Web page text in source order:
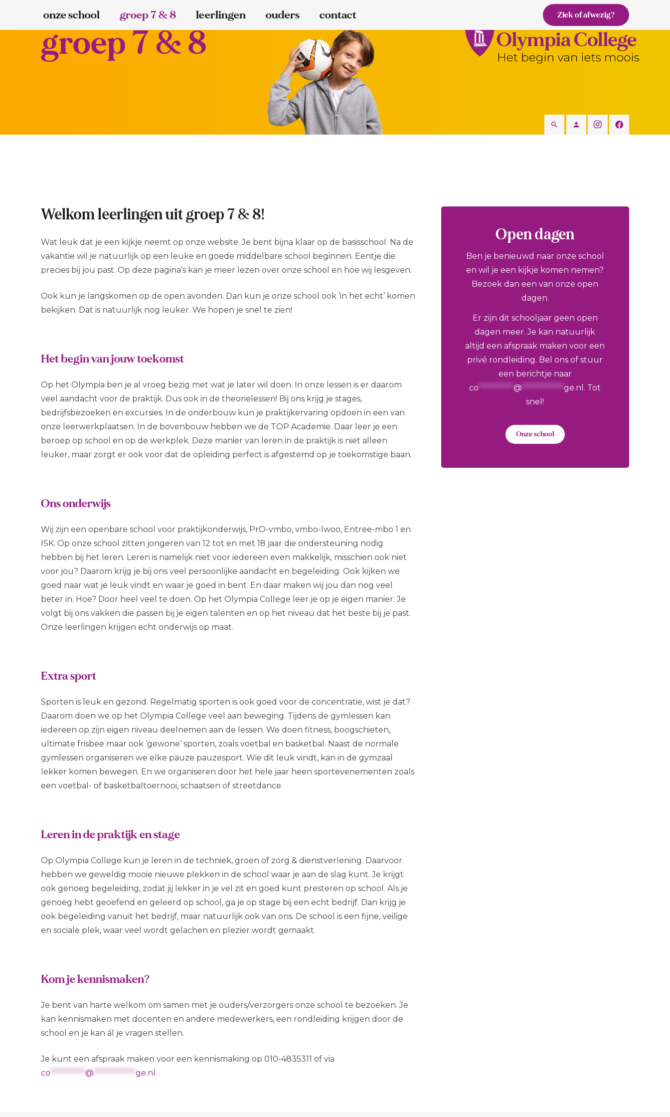
onze school groep 7 & 8 leerlingen ouders contact Ziek of afwezig?
groep 7 & 8
search person
Welkom leerlingen uit groep 7 & 8!
Wat leuk dat je een kijkje neemt op onze website. Je bent bijna klaar op de basisschool. Na de
vakantie wil je natuurlijk op een leuke en goede middelbare school beginnen. Eentje die
precies bij jou past. Op deze pagina’s kan je meer lezen over onze school en hoe wij lesgeven.
Ook kun je langskomen op de open avonden. Dan kun je onze school ook ‘in het echt’ komen
bekijken. Dat is natuurlijk nog leuker. We hopen je snel te zien!
Het begin van jouw toekomst
Op het Olympia ben je al vroeg bezig met wat je later wil doen. In onze lessen is er daarom
veel aandacht voor de praktijk. Dus ook in de theorielessen! Bij ons krijg je stages,
bedrijfsbezoeken en excursies. In de onderbouw kun je praktijkervaring opdoen in een van
onze leerwerkplaatsen. In de bovenbouw hebben we de TOP Academie. Daar leer je een
beroep op school en op de werkplek. Deze manier van leren in de praktijk is niet alleen
leuker, maar zorgt er ook voor dat de opleiding perfect is afgestemd op je toekomstige baan.
Ons onderwijs
Wij zijn een openbare school voor praktijkonderwijs, PrO-vmbo, vmbo-lwoo, Entree-mbo 1 en
ISK. Op onze school zitten jongeren van 12 tot en met 18 jaar die ondersteuning nodig
hebben bij het leren. Leren is namelijk niet voor iedereen even makkelijk, misschien ook niet
voor jou? Daarom krijg je bij ons veel persoonlijke aandacht en begeleiding. Ook kijken we
goed naar wat je leuk vindt en waar je goed in bent. En daar maken wij jou dan nog veel
beter in. Hoe? Door heel veel te doen. Op het Olympia College leer je op je eigen manier. Je
volgt bij ons vakken die passen bij je eigen talenten en op het niveau dat het beste bij je past.
Onze leerlingen krijgen echt onderwijs op maat.
Extra sport
Sporten is leuk en gezond. Regelmatig sporten is ook goed voor de concentratie, wist je dat?
Daarom doen we op het Olympia College veel aan beweging. Tijdens de gymlessen kan
iedereen op zijn eigen niveau deelnemen aan de lessen. We doen fitness, boogschieten,
ultimate frisbee maar ook ‘gewone‘ sporten, zoals voetbal en basketbal. Naast de normale
gymlessen organiseren we elke pauze pauzesport. Wie dit leuk vindt, kan in de gymzaal
lekker komen bewegen. En we organiseren door het hele jaar heen sportevenementen zoals
een voetbal- of basketbaltoernooi, schaatsen of streetdance.
Leren in de praktijk en stage
Op Olympia College kun je leren in de techniek, groen of zorg & dienstverlening. Daarvoor
hebben we geweldig mooie nieuwe plekken in de school waar je aan de slag kunt. Je krijgt
ook genoeg begeleiding, zodat jij lekker in je vel zit en goed kunt presteren op school. Als je
genoeg hebt geoefend en geleerd op school, ga je op stage bij een echt bedrijf. Dan krijg je
ook begeleiding vanuit het bedrijf, maar natuurlijk ook van ons. De school is een fijne, veilige
en sociale plek, waar veel wordt gelachen en plezier wordt gemaakt.
Kom je kennismaken?
Je bent van harte welkom om samen met je ouders/verzorgers onze school te bezoeken. Je
kan kennismaken met docenten en andere medewerkers, een rondleiding krijgen door de
school en je kan ál je vragen stellen.
Je kunt een afspraak maken voor een kennismaking op 010-4835311 of via
co**********@************ge.nl .
Open dagen
Ben je benieuwd naar onze school
en wil je een kijkje komen nemen?
Bezoek dan een van onze open
dagen.
Er zijn dit schooljaar geen open
dagen meer. Je kan natuurlijk
altijd een afspraak maken voor een
privé rondleiding. Bel ons of stuur
een berichtje naar
co**********@************ge.nl . Tot
snel!
Onze school